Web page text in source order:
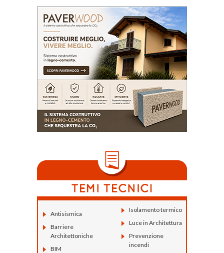
Antisismica
Barriere
Architettoniche
BIM
Isolamento termico
Luce in Architettura
Prevenzione
incendi